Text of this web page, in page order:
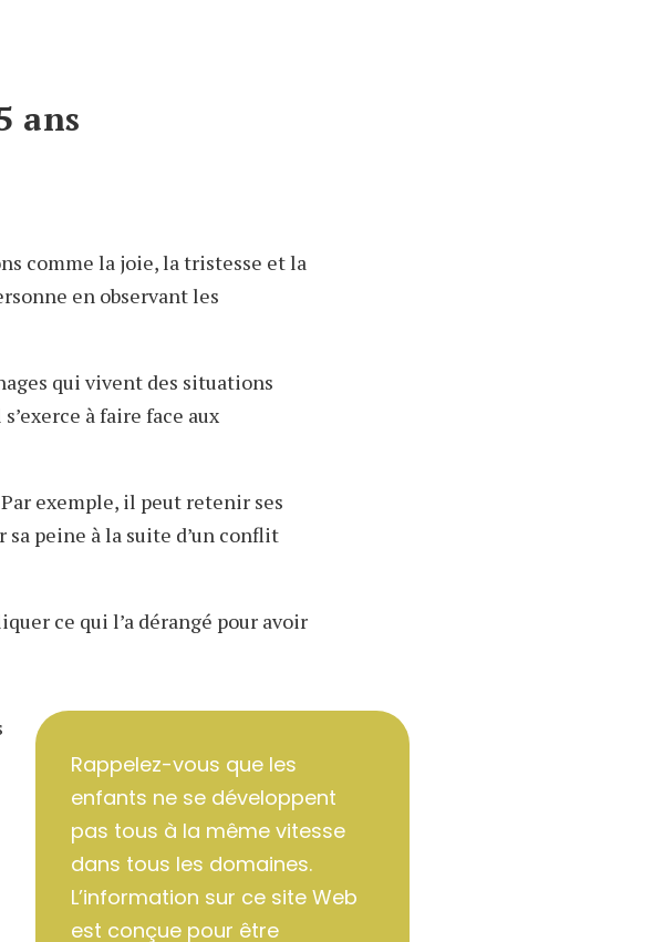
ans
comme la joie, la tristesse et la
en observant les
qui vivent des situations
à faire face aux
exemple, il peut retenir ses
peine à la suite d’un conflit
ce qui l’a dérangé pour avoir
Rappelez-vous que les
enfants ne se développent
pas tous à la même vitesse
dans tous les domaines.
L’information sur ce site Web
est conçue pour être